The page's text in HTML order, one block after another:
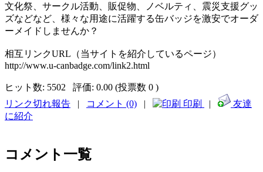
文化祭、サークル活動、販促物、ノベルティ、震災支援グッ
ズなどなど、様々な用途に活躍する缶バッジを激安でオーダ
ーメイドしませんか？
相互リンクURL（当サイトを紹介しているページ）
http://www.u-canbadge.com/link2.html
ヒット数: 5502 評価: 0.00 (投票数 0 )
リンク切れ報告 | コメント (0) | 印刷 |
友達
に紹介
コメント一覧